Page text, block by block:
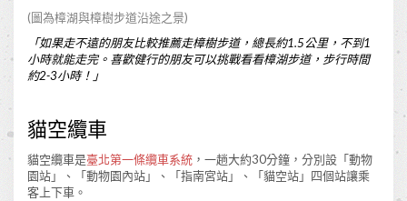
(圖為樟湖與樟樹步道沿途之景)
「如果走不遠的朋友比較推薦走樟樹步道，總長約1.5公里，不到1
小時就能走完。喜歡健行的朋友可以挑戰看看樟湖步道，步行時間
約2-3小時！ 」
貓空纜車
貓空纜車是臺北第一條纜車系統 ，一趟大約30分鐘，分別設「動物
園站」、「動物園內站」、「指南宮站」、「貓空站」四個站讓乘
客上下車。